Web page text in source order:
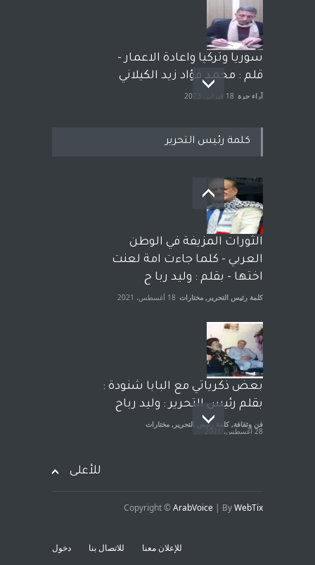
سوريا وتركيا واعادة الاعمار -
قلم : محمد فؤاد زيد الكيلاني
آراء حرة 18 فبراير، 2023
بعد معارك قضائية طاحنة كتب
وترافع فيها بنفسه مرة اخرى..
الشيخ طارق يوسف يقهر
الحكومة الأمريكية ، فأعطوه
الجنسية عن يد وهم صاغرون،
آراء حرة مختارات 7 أبريل، 2023
كلمة رئيس التحرير
الثورات المزيفة في الوطن
العربي - كلما جاءت امة لعنت
اختها - بقلم : وليد ربا ح
كلمة رئيس التحرير , مختارات 18 أغسطس، 2021
بعض ذكرياتي مع البابا شنودة :
بقلم رئيس التحرير : وليد رباح
فن وثقافة, كلمة رئيس التحرير , مختارات
28 أغسطس، 2021
للأعلى
Copyright ©ArabVoice | ByWebTix
للإعلان معنا للاتصال بنا دخول